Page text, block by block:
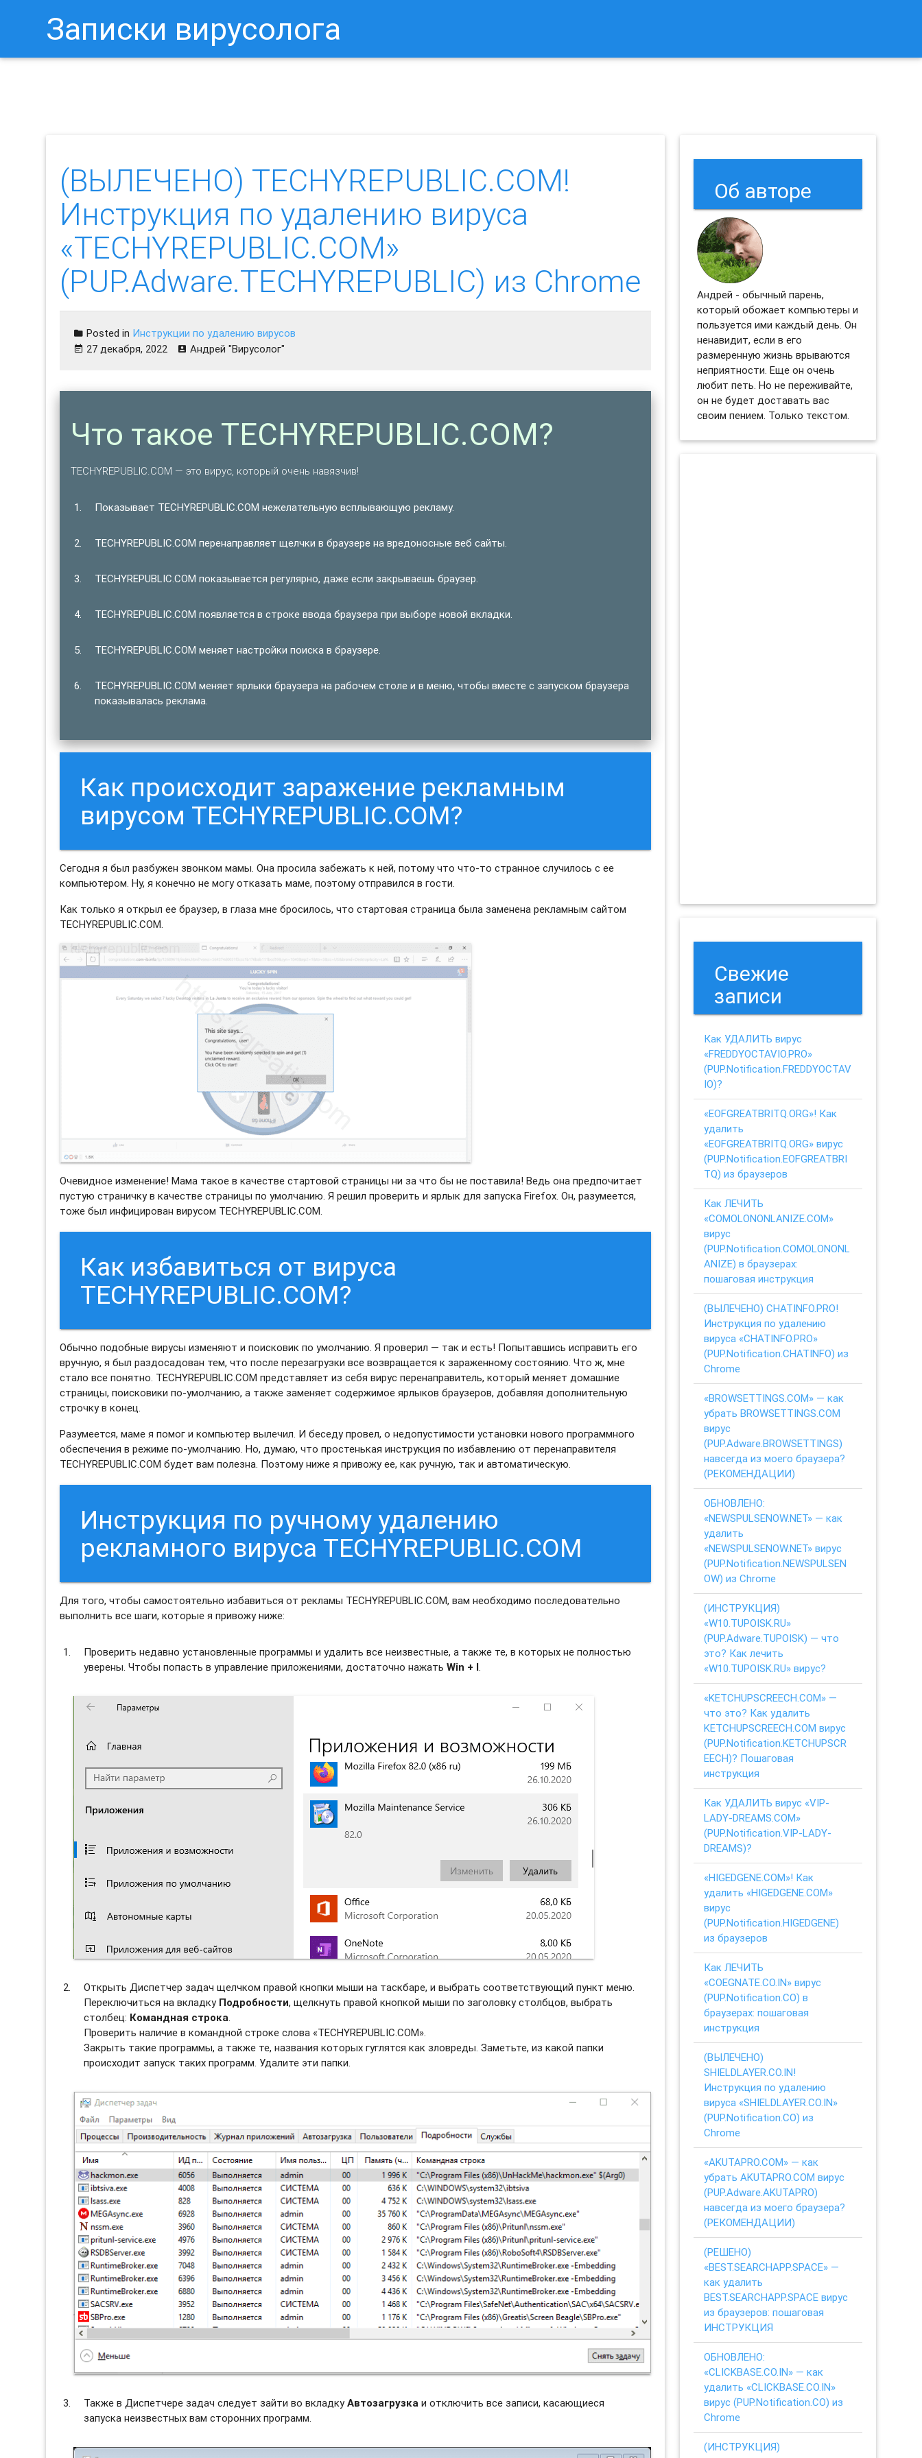
Записки вирусолога
(ВЫЛЕЧЕНО) TECHYREPUBLIC.COM!
Инструкция по удалению вируса
«TECHYREPUBLIC.COM»
(PUP.Adware.TECHYREPUBLIC) из Chrome
Posted in Инструкции по удалению вирусов
27 декабря, 2022
Андрей "Вирусолог"
Что такое TECHYREPUBLIC.COM?
TECHYREPUBLIC.COM — это вирус, который очень навязчив!
Показывает TECHYREPUBLIC.COM нежелательную всплывающую рекламу.
TECHYREPUBLIC.COM перенаправляет щелчки в браузере на вредоносные веб сайты.
TECHYREPUBLIC.COM показывается регулярно, даже если закрываешь браузер.
TECHYREPUBLIC.COM появляется в строке ввода браузера при выборе новой вкладки.
TECHYREPUBLIC.COM меняет настройки поиска в браузере.
TECHYREPUBLIC.COM меняет ярлыки браузера на рабочем столе и в меню, чтобы вместе с запуском браузера
показывалась реклама.
Как происходит заражение рекламным
вирусом TECHYREPUBLIC.COM?
Сегодня я был разбужен звонком мамы. Она просила забежать к ней, потому что что-то странное случилось с ее
компьютером. Ну, я конечно не могу отказать маме, поэтому отправился в гости.
Как только я открыл ее браузер, в глаза мне бросилось, что стартовая страница была заменена рекламным сайтом
TECHYREPUBLIC.COM.
Очевидное изменение! Мама такое в качестве стартовой страницы ни за что бы не поставила! Ведь она предпочитает
пустую страничку в качестве страницы по умолчанию. Я решил проверить и ярлык для запуска Firefox. Он, разумеется,
тоже был инфицирован вирусом TECHYREPUBLIC.COM.
Как избавиться от вируса
TECHYREPUBLIC.COM?
Обычно подобные вирусы изменяют и поисковик по умолчанию. Я проверил — так и есть! Попытавшись исправить его
вручную, я был раздосадован тем, что после перезагрузки все возвращается к зараженному состоянию. Что ж, мне
стало все понятно. TECHYREPUBLIC.COM представляет из себя вирус перенаправитель, который меняет домашние
страницы, поисковики по-умолчанию, а также заменяет содержимое ярлыков браузеров, добавляя дополнительную
строчку в конец.
Разумеется, маме я помог и компьютер вылечил. И беседу провел, о недопустимости установки нового программного
обеспечения в режиме по-умолчанию. Но, думаю, что простенькая инструкция по избавлению от перенаправителя
TECHYREPUBLIC.COM будет вам полезна. Поэтому ниже я привожу ее, как ручную, так и автоматическую.
Инструкция по ручному удалению
рекламного вируса TECHYREPUBLIC.COM
Для того, чтобы самостоятельно избавиться от рекламы TECHYREPUBLIC.COM, вам необходимо последовательно
выполнить все шаги, которые я привожу ниже:
Проверить недавно установленные программы и удалить все неизвестные, а также те, в которых не полностью
уверены. Чтобы попасть в управление приложениями, достаточно нажатьWin + I
Открыть Диспетчер задач щелчком правой кнопки мыши на таскбаре, и выбрать соотвeтствующий пункт меню.
Переключиться на вкладку Подробности, щелкнуть правой кнопкой мыши по заголовку столбцов, выбрать
столбец: Командная строка
Проверить наличие в командной строке слова «TECHYREPUBLIC.COM».
Закрыть такие программы, а также те, названия которых гуглятся как зловреды. Заметьте, из какой папки
происходит запуск таких программ. Удалите эти папки.
Также в Диспетчере задач следует зайти во вкладкуАвтозагрузка и отключить все записи, касающиеся
запуска неизвестных вам сторонних программ.
Об авторе
Андрей - обычный парень,
который обожает компьютеры и
пользуется ими каждый день. Он
ненавидит, если в его
размеренную жизнь врываются
неприятности. Еще он очень
любит петь. Но не переживайте,
он не будет доставать вас
своим пением. Только текстом.
Свежие
записи
Как УДАЛИТЬ вирус
«FREDDYOCTAVIO.PRO»
(PUP.Notification.FREDDYOCTAV
IO)?
«EOFGREATBRITQ.ORG»! Как
удалить
«EOFGREATBRITQ.ORG» вирус
(PUP.Notification.EOFGREATBRI
TQ) из браузеров
Как ЛЕЧИТЬ
«COMOLONONLANIZE.COM»
вирус
(PUP.Notification.COMOLONONL
ANIZE) в браузерах:
пошаговая инструкция
(ВЫЛЕЧЕНО) CHATINFO.PRO!
Инструкция по удалению
вируса «CHATINFO.PRO»
(PUP.Notification.CHATINFO) из
Chrome
«BROWSETTINGS.COM» — как
убрать BROWSETTINGS.COM
вирус
(PUP.Adware.BROWSETTINGS)
навсегда из моего браузера?
(РЕКОМЕНДАЦИИ)
ОБНОВЛЕНО:
«NEWSPULSENOW.NET» — как
удалить
«NEWSPULSENOW.NET» вирус
(PUP.Notification.NEWSPULSEN
OW) из Chrome
(ИНСТРУКЦИЯ)
«W10.TUPOISK.RU»
(PUP.Adware.TUPOISK) — что
это? Как лечить
«W10.TUPOISK.RU» вирус?
«KETCHUPSCREECH.COM» —
что это? Как удалить
KETCHUPSCREECH.COM вирус
(PUP.Notification.KETCHUPSCR
EECH)? Пошаговая
инструкция
Как УДАЛИТЬ вирус «VIP-
LADY-DREAMS.COM»
(PUP.Notification.VIP-LADY-
DREAMS)?
«HIGEDGENE.COM»! Как
удалить «HIGEDGENE.COM»
вирус
(PUP.Notification.HIGEDGENE)
из браузеров
Как ЛЕЧИТЬ
«COEGNATE.CO.IN» вирус
(PUP.Notification.CO) в
браузерах: пошаговая
инструкция
(ВЫЛЕЧЕНО)
SHIELDLAYER.CO.IN!
Инструкция по удалению
вируса «SHIELDLAYER.CO.IN»
(PUP.Notification.CO) из
Chrome
«AKUTAPRO.COM» — как
убрать AKUTAPRO.COM вирус
(PUP.Adware.AKUTAPRO)
навсегда из моего браузера?
(РЕКОМЕНДАЦИИ)
(РЕШЕНО)
«BEST.SEARCHAPP.SPACE» —
как удалить
BEST.SEARCHAPP.SPACE вирус
из браузеров: пошаговая
ИНСТРУКЦИЯ
ОБНОВЛЕНО:
«CLICKBASE.CO.IN» — как
удалить «CLICKBASE.CO.IN»
вирус (PUP.Notification.CO) из
Chrome
(ИНСТРУКЦИЯ)